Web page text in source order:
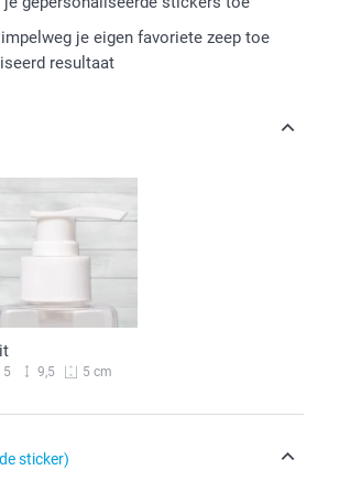
je eigen favoriete zeep toe
resultaat
5 9,5 5 cm
sticker)